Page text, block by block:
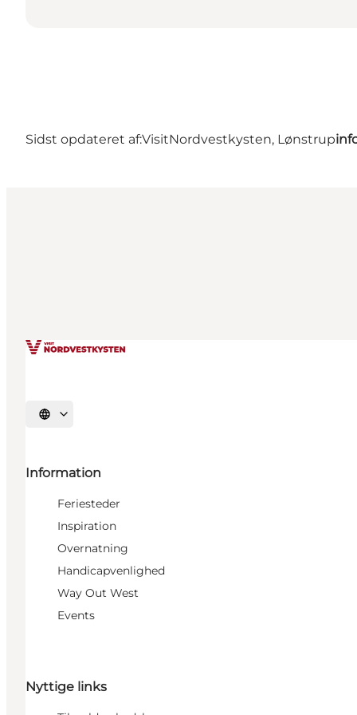
Sidst opdateret af:VisitNordvestkysten, Lønstrup
Vælg sprog
Information
Feriesteder
Inspiration
Overnatning
Handicapvenlighed
Way Out West
Events
Nyttige links